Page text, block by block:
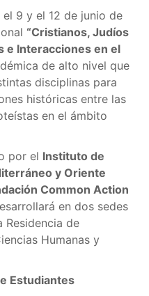
9 y el 12 de junio de
“Cristianos, Judíos
e Interacciones en el
de alto nivel que
disciplinas para
históricas entre las
en el ámbito
por el Instituto de
y Oriente
Common Action
en dos sedes
Residencia de
Humanas y
Estudiantes